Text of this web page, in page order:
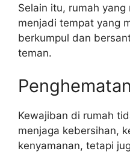
Selain itu, rumah
menjadi tempat yang
berkumpul dan
teman.
Penghematan
Kewajiban di rumah
menjaga kebersihan,
kenyamanan, tetapi